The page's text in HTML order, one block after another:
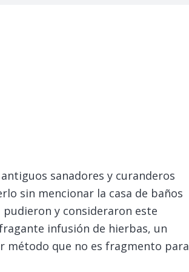
sanadores y curanderos
sin mencionar la casa de baños
y consideraron este
infusión de hierbas, un
método que no es fragmento para